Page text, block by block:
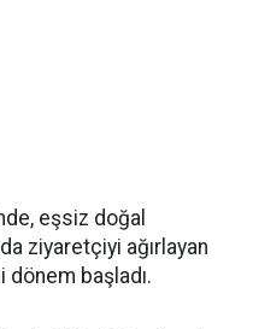
eşsiz doğal
ziyaretçiyi ağırlayan
dönem başladı.